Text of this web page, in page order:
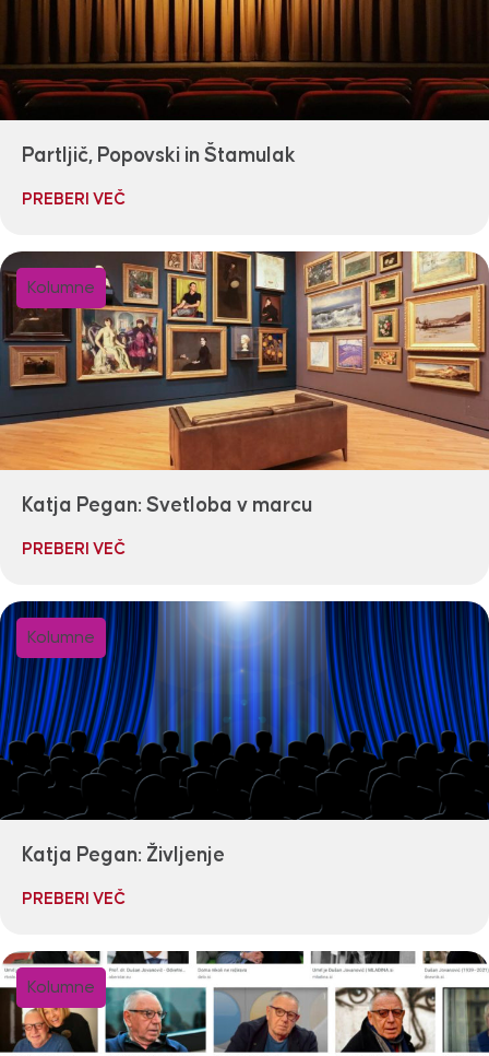
Partljič, Popovski in Štamulak
PREBERI VEČ
Kolumne
Katja Pegan: Svetloba v marcu
PREBERI VEČ
Kolumne
Katja Pegan: Življenje
PREBERI VEČ
Kolumne